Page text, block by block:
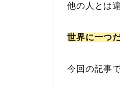
他の人とは
世界に一つ
今回の記事